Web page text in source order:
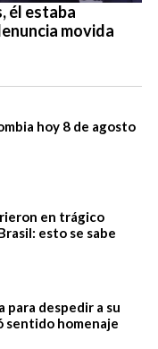
él estaba
movida
hoy 8 de agosto
en trágico
esto se sabe
para despedir a su
sentido homenaje